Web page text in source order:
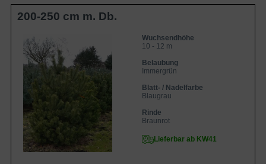
200-250 cm m. Db.
Wuchsendhöhe
10 - 12 m
Belaubung
Immergrün
Blatt- / Nadelfarbe
Blaugrau
Rinde
Braunrot
Lieferbar ab KW41